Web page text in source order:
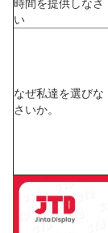
時間を提供しなさ
い
なぜ私達を選びな
さいか。